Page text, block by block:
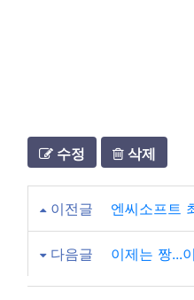
수정 삭제
이전글 엔씨소프트
다음글
이제는 짱...